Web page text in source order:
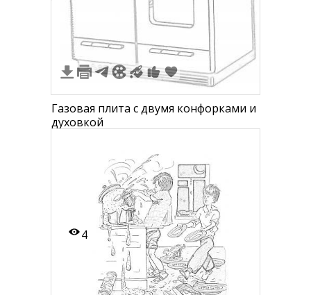
Газовая плита с двумя конфорками и
духовкой
4